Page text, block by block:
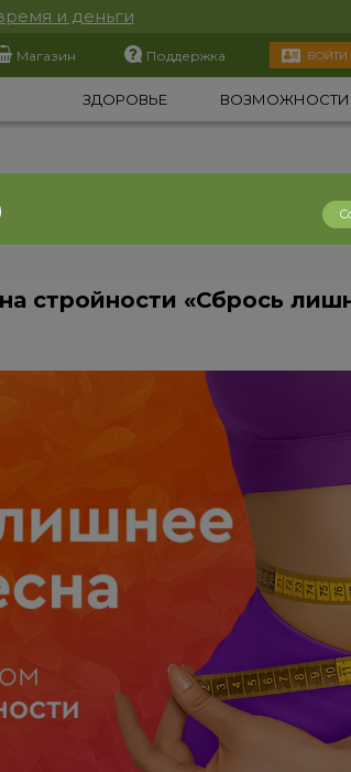
и деньги
Магазин Поддержка ВОЙТИ
ЗДОРОВЬЕ ВОЗМОЖНОСТИ
стройности «Сбрось